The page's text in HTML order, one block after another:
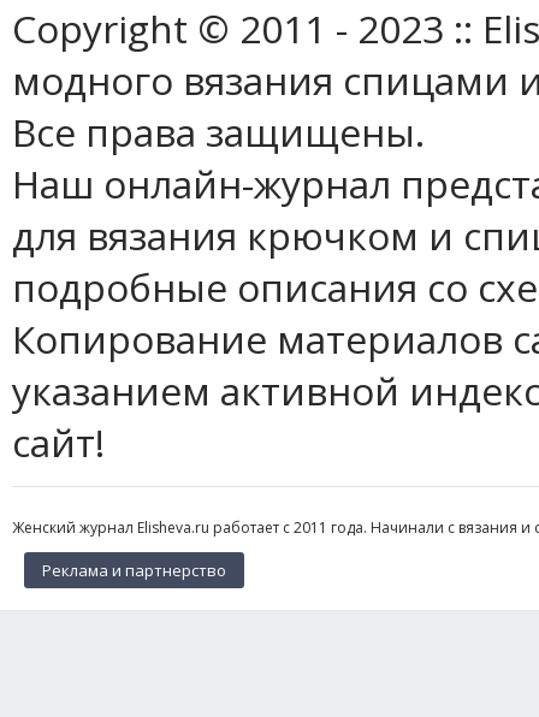
Copyright © 2011 - 2023 ::
модного вязания спицами
Все права защищены.
Наш онлайн-журнал
для вязания крючком и
подробные описания со
Копирование материалов
указанием активной
сайт!
Женский журнал Elisheva.ru работает с 2011 года. Начинали с вязания
Реклама и партнерство